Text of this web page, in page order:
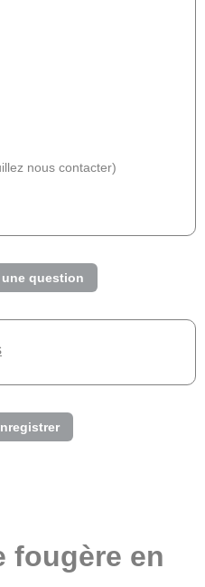
nous contacter)
une question
fougère en